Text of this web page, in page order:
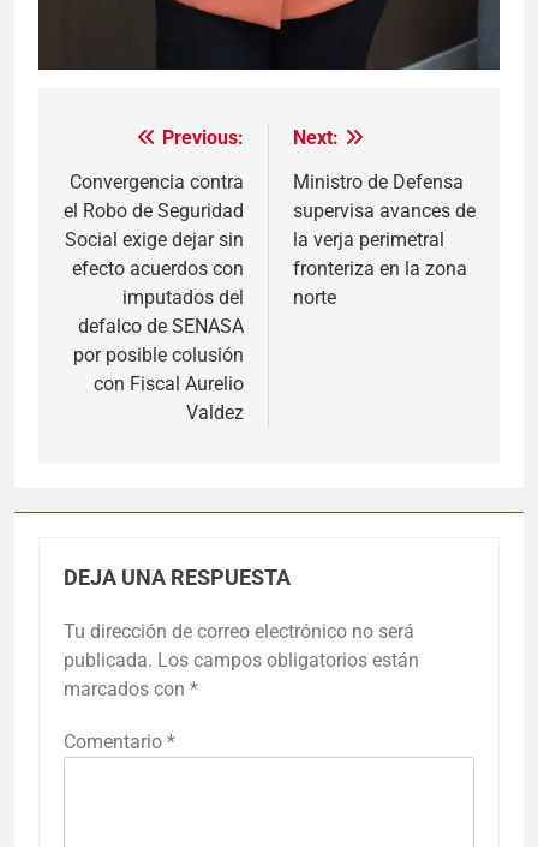
Navegación
de
entradas
Previous:
Convergencia contra
el Robo de Seguridad
Social exige dejar sin
efecto acuerdos con
imputados del
defalco de SENASA
por posible colusión
con Fiscal Aurelio
Valdez
Next:
Ministro de Defensa
supervisa avances de
la verja perimetral
fronteriza en la zona
norte
DEJA UNA RESPUESTA
Tu dirección de correo electrónico no será
publicada. Los campos obligatorios están
marcados con *
Comentario *